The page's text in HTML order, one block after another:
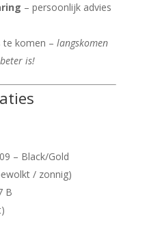
– persoonlijk advies
te komen – langskomen
is!
– Black/Gold
/ zonnig)
B